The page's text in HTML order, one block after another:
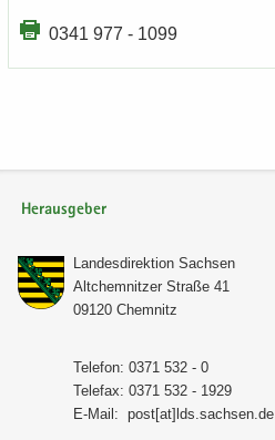
0341 977 - 1099
Herausgeber
Lan­des­di­rek­ti­on Sach­sen
Alt­chem­nit­zer Stra­ße 41
09120 Chem­nitz
Te­le­fon: 0371 532 - 0
Te­le­fax: 0371 532 - 1929
E-​Mail: post[at]lds.sach­sen.de